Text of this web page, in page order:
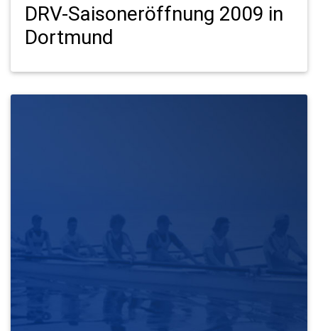
DRV-Saisoneröffnung 2009 in
Dortmund